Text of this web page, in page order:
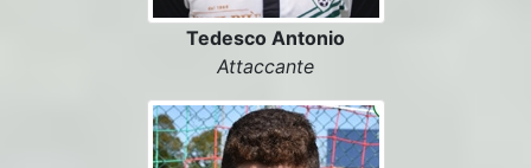
Tedesco Antonio
Attaccante